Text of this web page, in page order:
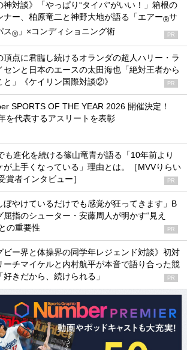
神対談》「やっぱり“タイパ”がいい！」箱根の
ナー、柏原竜二と神野大地が語る「エアー®サ
ス® 」×コンディショニング術 PR
頂点に君臨し続けるオランダの超人ハリー・ラ
センと日本のエースの太田海也「絶対王者から
と」《ケイリン国際対談②》
PR
SPORTS OF THE YEAR 2026 開催決定！
を代表するアスリートを表彰
も進化を続ける篠山竜青が語る「10年前より
が上手くなっている」理由とは。［MVVりらい
賞者インタビュー］
PR
ぼやけているだけでも感覚が狂ってきます」B
屈指のシューター・安藤周人が明かす“見え
の重要性
PR
ビー界と体操界の同学年レジェンド対談》初対
ーチマイケルと内村航平が本音で語り合った競
好きだから、続けられる」
PR